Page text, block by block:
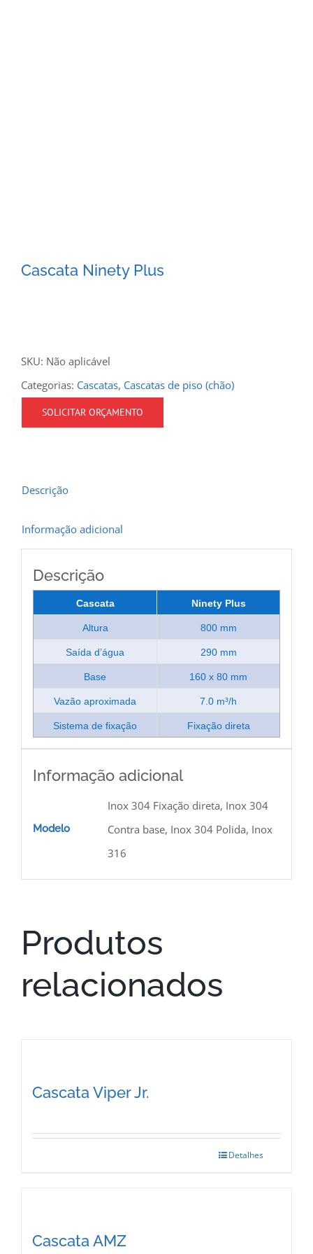
Cascata Ninety Plus
SKU: Não aplicável
Categorias: Cascatas, Cascatas de piso (chão)
SOLICITAR ORÇAMENTO
Descrição
Informação adicional
Descrição
Cascata Ninety Plus
Altura 800 mm
Saída d’água 290 mm
Base 160 x 80 mm
Vazão aproximada 7.0 m³/h
Sistema de fixação Fixação direta
Informação adicional
Modelo
Inox 304 Fixação direta, Inox 304
Contra base, Inox 304 Polida, Inox
316
Produtos
relacionados
Cascata Viper Jr.
multiple
Detalhes
Cascata AMZ